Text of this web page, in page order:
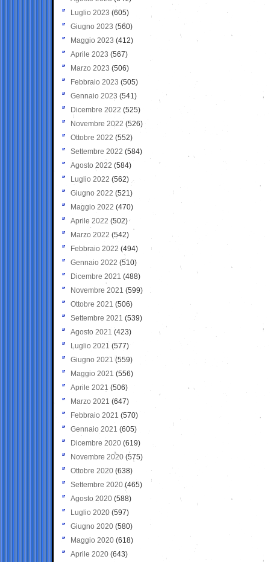
Luglio 2023 (605)
Giugno 2023 (560)
Maggio 2023 (412)
Aprile 2023 (567)
Marzo 2023 (506)
Febbraio 2023 (505)
Gennaio 2023 (541)
Dicembre 2022 (525)
Novembre 2022 (526)
Ottobre 2022 (552)
Settembre 2022 (584)
Agosto 2022 (584)
Luglio 2022 (562)
Giugno 2022 (521)
Maggio 2022 (470)
Aprile 2022 (502)
Marzo 2022 (542)
Febbraio 2022 (494)
Gennaio 2022 (510)
Dicembre 2021 (488)
Novembre 2021 (599)
Ottobre 2021 (506)
Settembre 2021 (539)
Agosto 2021 (423)
Luglio 2021 (577)
Giugno 2021(559)
Maggio 2021 (556)
Aprile 2021 (506)
Marzo 2021 (647)
Febbraio 2021 (570)
Gennaio 2021 (605)
Dicembre 2020 (619)
Novembre 2020 (575)
Ottobre 2020 (638)
Settembre 2020(465)
Agosto 2020 (588)
Luglio 2020 (597)
Giugno 2020 (580)
Maggio 2020 (618)
Aprile 2020 (643)